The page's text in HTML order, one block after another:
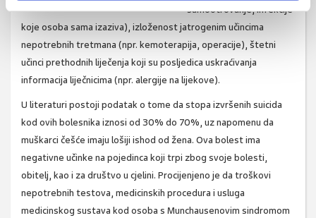
samootrovanje, infekcije
koje osoba sama izaziva), izloženost jatrogenim učincima
nepotrebnih tretmana (npr. kemoterapija, operacije), štetni
učinci prethodnih liječenja koji su posljedica uskraćivanja
informacija liječnicima (npr. alergije na lijekove).
U literaturi postoji podatak o tome da stopa izvršenih suicida
kod ovih bolesnika iznosi od 30% do 70%, uz napomenu da
muškarci češće imaju lošiji ishod od žena. Ova bolest ima
negativne učinke na pojedinca koji trpi zbog svoje bolesti,
obitelj, kao i za društvo u cjelini. Procijenjeno je da troškovi
nepotrebnih testova, medicinskih procedura i usluga
medicinskog sustava kod osoba s Munchausenovim sindromom